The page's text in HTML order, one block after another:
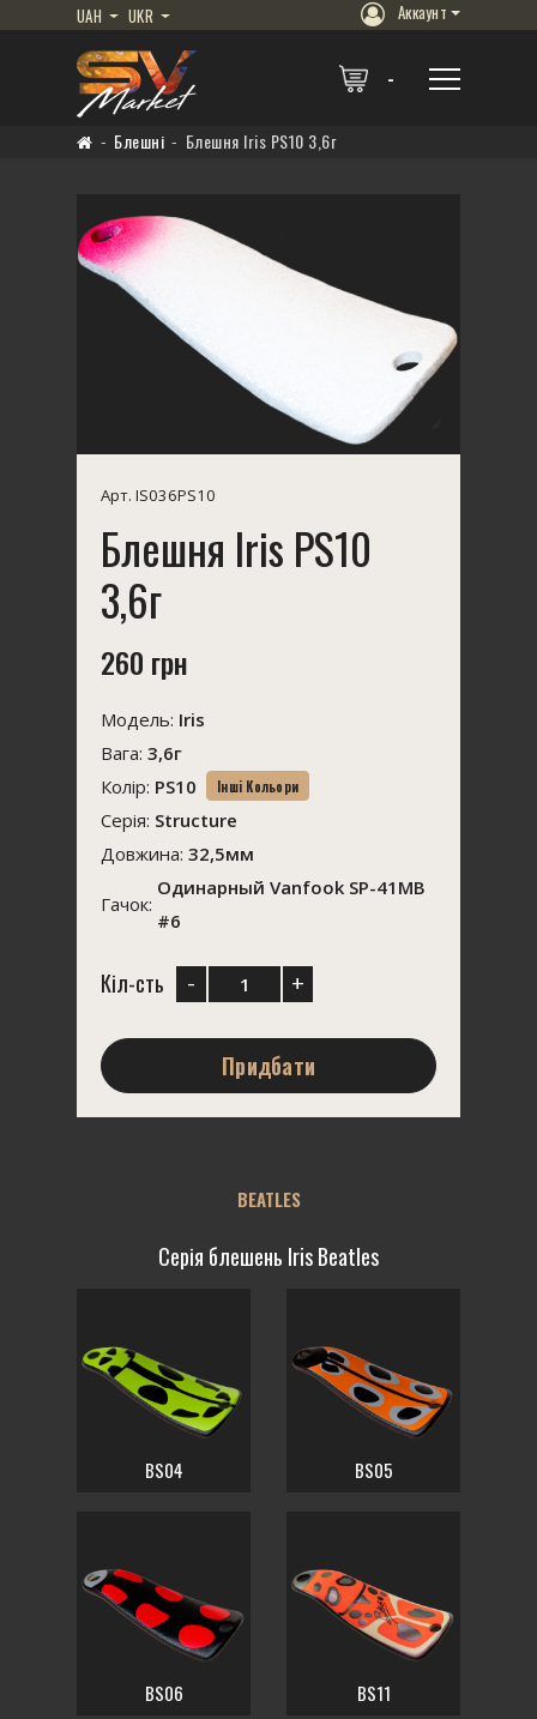
UAH UKR Аккаунт
Блешні Блешня Iris PS10 3,6г
Арт. IS036PS10
Блешня Iris PS10
3,6г
260 грн
Модель: Iris
Вага: 3,6г
Колір: PS10 Інші Кольори
Серія: Structure
Довжина: 32,5мм
Гачок:
Одинарный Vanfook SP-41MB
#6
Кіл-сть - +
Придбати
BEATLES
Серія блешень Iris Beatles
BS04 BS05
BS06 BS11